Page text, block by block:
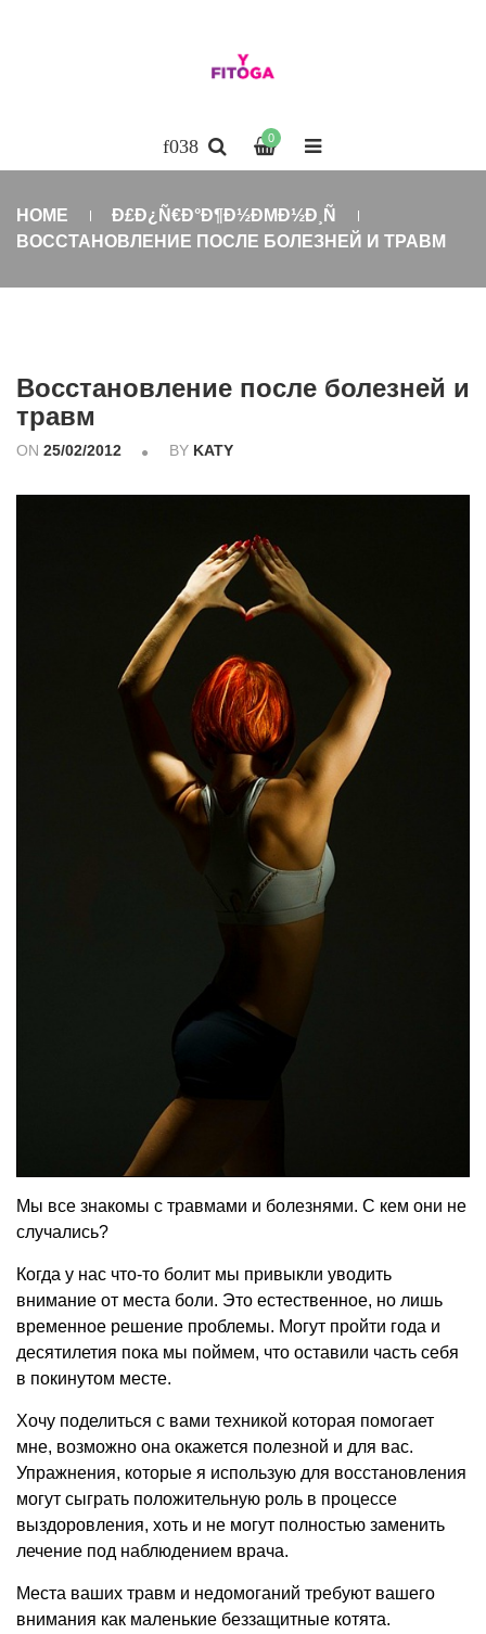
0
HOME
Ð£Ð¿Ñ€Ð°Ð¶Ð½ÐΜÐ½Ð¸Ñ
ВОССТАНОВЛЕНИЕ ПОСЛЕ БОЛЕЗНЕЙ И ТРАВМ
Восстановление после болезней и
травм
ON 25/02/2012 BY KATY
Мы все знакомы с травмами и болезнями. С кем они не
случались?
Когда у нас что-то болит мы привыкли уводить
внимание от места боли. Это естественное, но лишь
временное решение проблемы. Могут пройти года и
десятилетия пока мы поймем, что оставили часть себя
в покинутом месте.
Хочу поделиться с вами техникой которая помогает
мне, возможно она окажется полезной и для вас.
Упражнения, которые я использую для восстановления
могут сыграть положительную роль в процессе
выздоровления, хоть и не могут полностью заменить
лечение под наблюдением врача.
Места ваших травм и недомоганий требуют вашего
внимания как маленькие беззащитные котята.